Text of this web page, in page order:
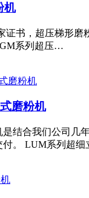
机
证书，超压梯形
系列超压…
磨粉机
是结合我们公司几
付。 LUM系列超